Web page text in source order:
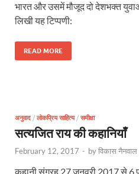
भारत और उसमें मौजूद दो देशभक्त
लिखी यह टिप्पणी:
READ MORE
अनुवाद / लोकप्रिय साहित्य/ समीक्षा
सत्यजित राय की कहानियाँ
February 12, 2017 - byविकास
कहानी संग्रह 27 जनवरी 2017 से 6